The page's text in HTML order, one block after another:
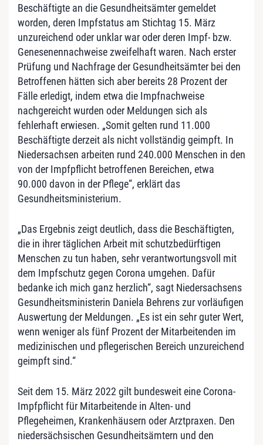
Beschäftigte an die Gesundheitsämter gemeldet
worden, deren Impfstatus am Stichtag 15. März
unzureichend oder unklar war oder deren Impf- bzw.
Genesenennachweise zweifelhaft waren. Nach erster
Prüfung und Nachfrage der Gesundheitsämter bei den
Betroffenen hätten sich aber bereits 28 Prozent der
Fälle erledigt, indem etwa die Impfnachweise
nachgereicht wurden oder Meldungen sich als
fehlerhaft erwiesen. „Somit gelten rund 11.000
Beschäftigte derzeit als nicht vollständig geimpft. In
Niedersachsen arbeiten rund 240.000 Menschen in den
von der Impfpflicht betroffenen Bereichen, etwa
90.000 davon in der Pflege“, erklärt das
Gesundheitsministerium.
„Das Ergebnis zeigt deutlich, dass die Beschäftigten,
die in ihrer täglichen Arbeit mit schutzbedürftigen
Menschen zu tun haben, sehr verantwortungsvoll mit
dem Impfschutz gegen Corona umgehen. Dafür
bedanke ich mich ganz herzlich“, sagt Niedersachsens
Gesundheitsministerin Daniela Behrens zur vorläufigen
Auswertung der Meldungen. „Es ist ein sehr guter Wert,
wenn weniger als fünf Prozent der Mitarbeitenden im
medizinischen und pflegerischen Bereich unzureichend
geimpft sind.“
Seit dem 15. März 2022 gilt bundesweit eine Corona-
Impfpflicht für Mitarbeitende in Alten- und
Pflegeheimen, Krankenhäusern oder Arztpraxen. Den
niedersächsischen Gesundheitsämtern und den